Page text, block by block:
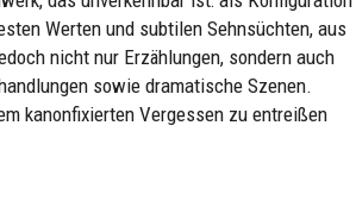
Werten und subtilen Sehnsüchten, aus
nicht nur Erzählungen, sondern auch
sowie dramatische Szenen.
kanonfixierten Vergessen zu entreißen